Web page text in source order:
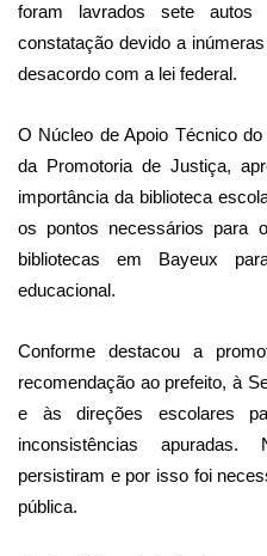
foram lavrados sete
constatação devido a
desacordo com a lei federal.
O Núcleo de Apoio Técnico
da Promotoria de Justiça,
importância da biblioteca
os pontos necessários para
bibliotecas em Bayeux
educacional.
Conforme destacou a
recomendação ao prefeito, à
e às direções escolares
inconsistências
persistiram e por isso foi
pública.